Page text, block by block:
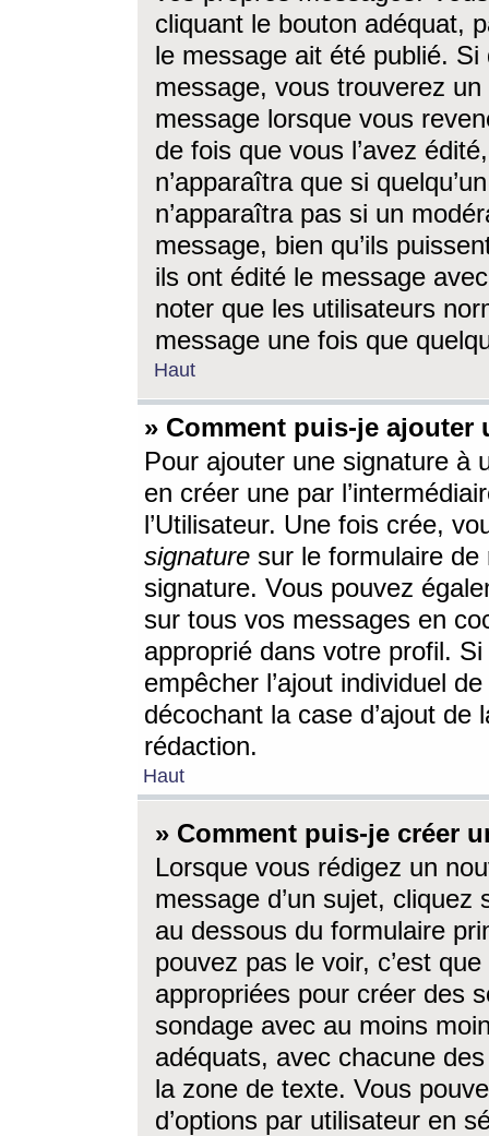
cliquant le bouton adéquat,
le message ait été publié. Si
message, vous trouverez
message lorsque vous
de fois que vous l’avez
n’apparaîtra que si
n’apparaîtra pas si un
message, bien qu’ils
ils ont édité le message
noter que les utilisateurs
message une fois que
Haut
» Comment puis-je ajouter
Pour ajouter une signature à
en créer une par
l’Utilisateur. Une fois crée,
signature sur le formulaire de
signature. Vous pouvez
sur tous vos messages en
approprié dans votre profil.
empêcher l’ajout individuel
décochant la case d’ajout
rédaction.
Haut
» Comment puis-je créer
Lorsque vous rédigez un
message d’un sujet, cliquez
au dessous du formulaire
pouvez pas le voir, c’est
appropriées pour créer des
sondage avec au moins
adéquats, avec chacune
la zone de texte. Vous
d’options par utilisateur en